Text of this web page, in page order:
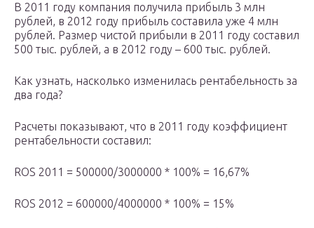
В 2011 году компания получила прибыль 3 млн
рублей, в 2012 году прибыль составила уже 4 млн
рублей. Размер чистой прибыли в 2011 году составил
500 тыс. рублей, а в 2012 году – 600 тыс. рублей.
Как узнать, насколько изменилась рентабельность за
два года?
Расчеты показывают, что в 2011 году коэффициент
рентабельности составил:
ROS 2011 = 500000/3000000 * 100% = 16,67%
ROS 2012 = 600000/4000000 * 100% = 15%